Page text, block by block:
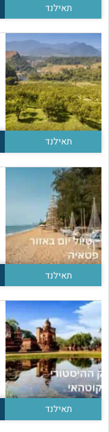
תאילנד
תאילנד
תאילנד
תאילנד